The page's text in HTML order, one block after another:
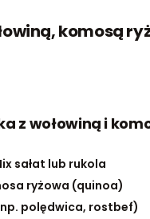
komosą
z wołowiną i
sałat lub rukola
ryżowa (quinoa)
polędwica, rostbef)